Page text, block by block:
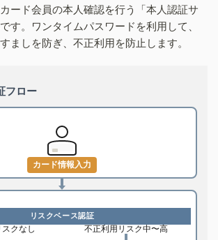
ード会員の本人確認を行う「本人認証サ
す。ワンタイムパスワードを利用して、
ましを防ぎ、不正利用を防止します。
フロー
カード情報入力
リスクベース認証
クなし 不正利用リスク中〜高